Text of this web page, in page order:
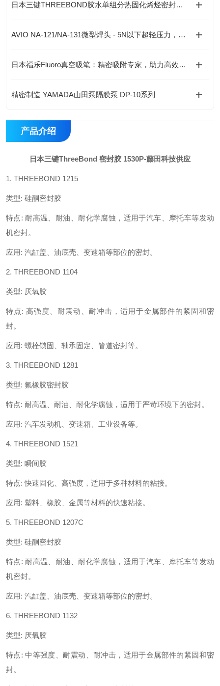
日本三键THREEBOND胶水单组分热固化烯烃密封胶接
AVIO NA-121/NA-131微型焊头 - 5N以下超轻压力，精密电子焊接专家
日本福乐Fluoro真空吸笔：精密吸附专家，助力高效无损操作
精密制造 YAMADA山田泵隔膜泵 DP-10系列
产品介绍
日本三键ThreeBond 密封胶 1530P-藤田科技供应
1. THREEBOND 1215
类型: 硅酮密封胶
特点: 耐高温、耐油、耐化学腐蚀，适用于汽车、摩托车等发动
机密封。
应用: 汽缸盖、油底壳、变速箱等部位的密封。
2. THREEBOND 1104
类型: 厌氧胶
特点: 高强度、耐震动、耐冲击，适用于金属部件的紧固和密
封。
应用: 螺栓锁固、轴承固定、管道密封等。
3. THREEBOND 1281
类型: 氟橡胶密封胶
特点: 耐高温、耐油、耐化学腐蚀，适用于严苛环境下的密封。
应用: 汽车发动机、变速箱、工业设备等。
4. THREEBOND 1521
类型: 瞬间胶
特点:快速固化、高强度，适用于多种材料的粘接。
应用: 塑料、橡胶、金属等材料的快速粘接。
5. THREEBOND 1207C
类型: 硅酮密封胶
特点: 耐高温、耐油、耐化学腐蚀，适用于汽车、摩托车等发动
机密封。
应用: 汽缸盖、油底壳、变速箱等部位的密封。
6. THREEBOND 1132
类型: 厌氧胶
特点:中等强度、耐震动、耐冲击，适用于金属部件的紧固和密
封。